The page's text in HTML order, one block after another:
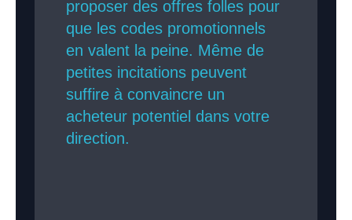
proposer des offres folles pour
que les codes promotionnels
en valent la peine. Même de
petites incitations peuvent
suffire à convaincre un
acheteur potentiel dans votre
direction.